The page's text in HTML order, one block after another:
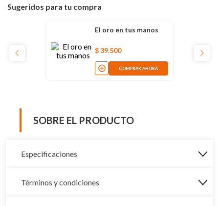
Sugeridos para tu compra
El oro en tus manos
$39.500
COMPRAR AHORA
SOBRE EL PRODUCTO
Especificaciones
Términos y condiciones